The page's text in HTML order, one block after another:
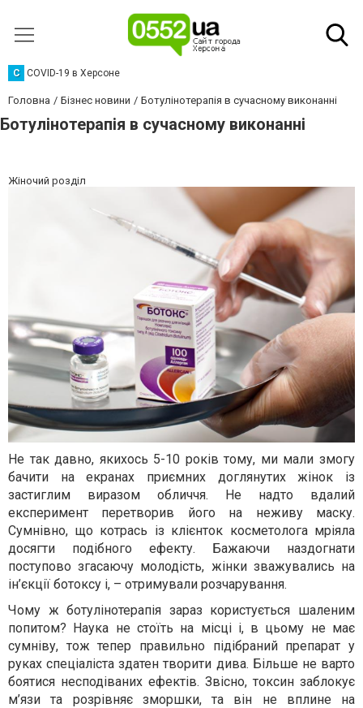
C COVID-19 в Херсоне
Головна Бізнес новини Ботулінотерапія в сучасному виконанні
Ботулінотерапія в сучасному виконанні
Жіночий розділ
Не так давно, якихось 5-10 років тому, ми мали змогу
бачити на екранах приємних доглянутих жінок із
застиглим виразом обличчя. Не надто вдалий
експеримент перетворив його на неживу маску.
Сумнівно, що котрась із клієнток косметолога мріяла
досягти подібного ефекту. Бажаючи наздогнати
поступово згасаючу молодість, жінки зважувались на
ін’єкції ботоксу і, – отримували розчарування.
Чому ж ботулінотерапія зараз користується шаленим
попитом? Наука не стоїть на місці і, в цьому не має
сумніву, тож тепер правильно підібраний препарат у
руках спеціаліста здатен творити дива. Більше не варто
боятися несподіваних ефектів. Звісно, токсин заблокує
м’язи та розрівняє зморшки, та він не вплине на